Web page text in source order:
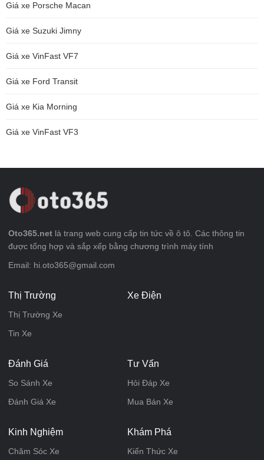
Giá xe Porsche Macan
Giá xe Suzuki Jimny
Giá xe VinFast VF7
Giá xe Ford Transit
Giá xe Kia Morning
Giá xe VinFast VF3
Oto365.net là trang web cung cấp tin tức về ô tô. Các thông tin
được tổng hợp và sắp xếp bằng chương trình máy tính
Email: hi.oto365@gmail.com
Thị Trường
Thị Trường Xe
Tin Xe
Xe Điện
Đánh Giá
So Sánh Xe
Đánh Giá Xe
Tư Vấn
Hỏi Đáp Xe
Mua Bán Xe
Kinh Nghiệm
Chăm Sóc Xe
Khám Phá
Kiến Thức Xe